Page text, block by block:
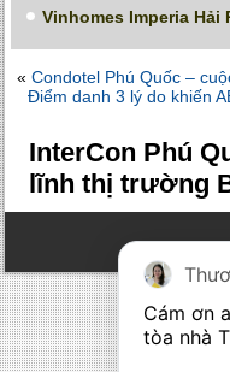
Vinhomes Imperia Hải
«Condotel Phú Quốc –
Điểm danh 3 lý do khiến
InterCon Phú
lĩnh thị trường
Cám ơn
tòa nhà